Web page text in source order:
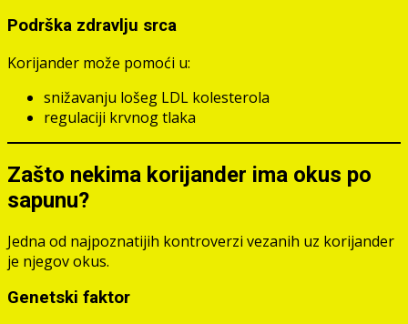
Podrška zdravlju srca
Korijander može pomoći u:
snižavanju lošeg LDL kolesterola
regulaciji krvnog tlaka
Zašto nekima korijander ima okus po
sapunu?
Jedna od najpoznatijih kontroverzi vezanih uz korijander
je njegov okus.
Genetski faktor